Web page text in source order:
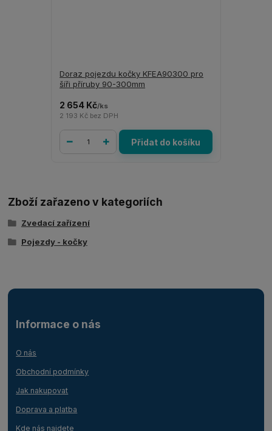
Doraz pojezdu kočky KFEA90300 pro
šíři příruby 90-300mm
2 654 Kč/ks
2 193 Kč bez DPH
Přidat do košíku
Zboží zařazeno v kategoriích
Zvedací zařízení
Pojezdy - kočky
Informace o nás
O nás
Obchodní podmínky
Jak nakupovat
Doprava a platba
Kde nás najdete